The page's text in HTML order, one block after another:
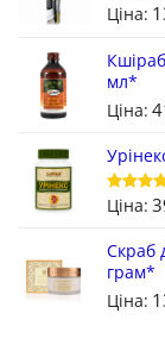
з 5
Ціна:
мл*
Ціна:
з 5
Ціна:
Скраб
грам*
Ціна: